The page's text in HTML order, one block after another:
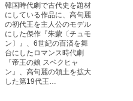
韓国時代劇で古代史を題材
にしている作品に、高句麗
の初代王を主人公のモデル
にした傑作『朱蒙〔チュモ
ン〕』、6世紀の百済を舞
台にしたロマンス時代劇
『帝王の娘 スベクヒャ
ン』、高句麗の領土を拡大
した第19代王…